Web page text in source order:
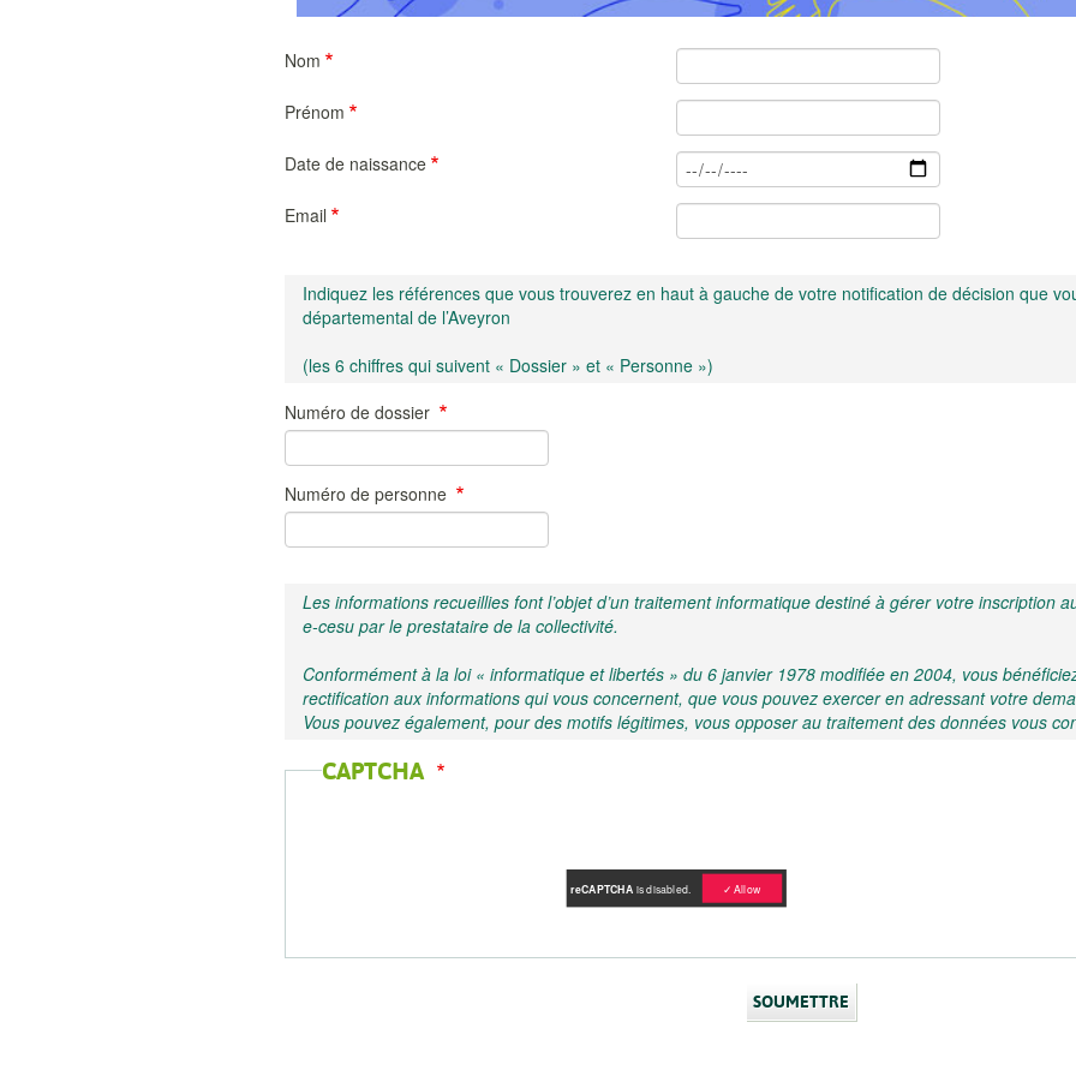
Nom
Prénom
Date de naissance
Email
Indiquez les références que vous trouverez en haut à gauche de votre notification de décision que
départemental de l’Aveyron
(les 6 chiffres qui suivent « Dossier » et « Personne »)
Numéro de dossier
Numéro de personne
Les informations recueillies font l’objet d’un traitement informatique destiné à gérer votre inscription
e-cesu par le prestataire de la collectivité.
Conformément à la loi « informatique et libertés » du 6 janvier 1978 modifiée en 2004, vous
rectification aux informations qui vous concernent, que vous pouvez exercer en adressant votre
Vous pouvez également, pour des motifs légitimes, vous opposer au traitement des données vous
CAPTCHA
reCAPTCHA is disabled. ✓ Allow